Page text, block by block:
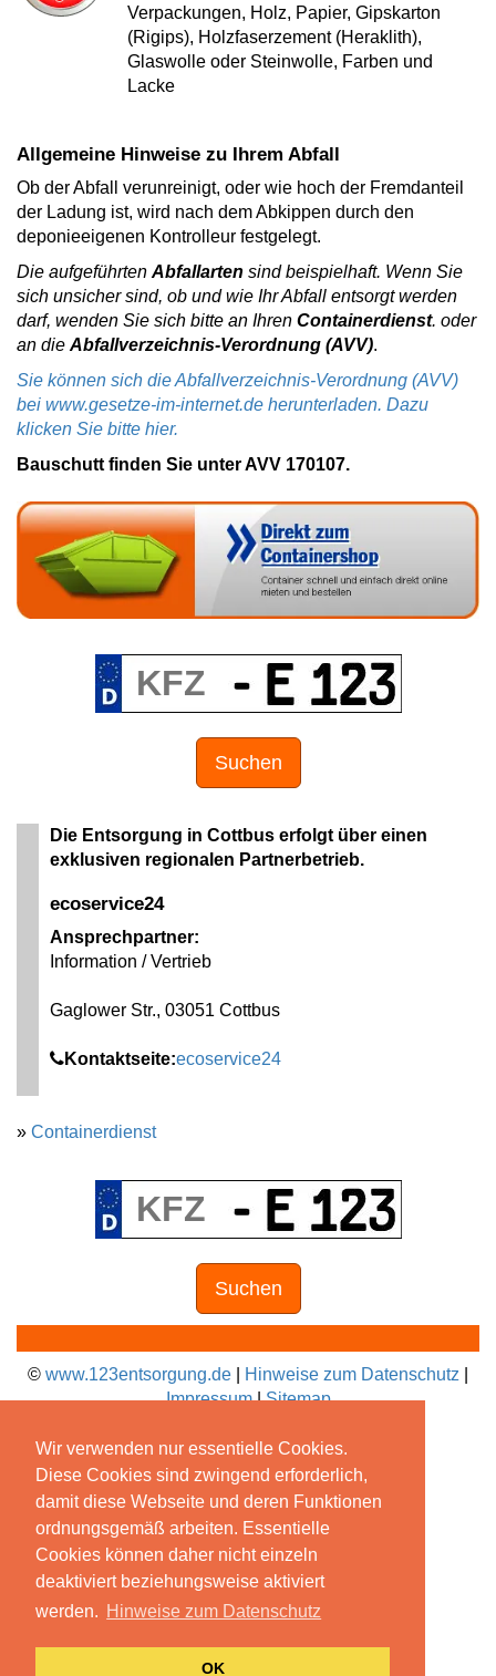
Wir verwenden nur essentielle Cookies.
Diese Cookies sind zwingend erforderlich,
damit diese Webseite und deren Funktionen
ordnungsgemäß arbeiten. Essentielle
Cookies können daher nicht einzeln
deaktiviert beziehungsweise aktiviert
werden. Hinweise zum Datenschutz
OK
Verpackungen, Holz, Papier, Gipskarton
(Rigips), Holzfaserzement (Heraklith),
Glaswolle oder Steinwolle, Farben und
Lacke
Allgemeine Hinweise zu Ihrem Abfall
Ob der Abfall verunreinigt, oder wie hoch der Fremdanteil
der Ladung ist, wird nach dem Abkippen durch den
deponieeigenen Kontrolleur festgelegt.
Die aufgeführten Abfallarten sind beispielhaft. Wenn Sie
sich unsicher sind, ob und wie Ihr Abfall entsorgt werden
darf, wenden Sie sich bitte an Ihren Containerdienst. oder
an die Abfallverzeichnis-Verordnung (AVV).
Sie können sich die Abfallverzeichnis-Verordnung (AVV)
bei www.gesetze-im-internet.de herunterladen. Dazu
klicken Sie bitte hier.
Bauschutt finden Sie unter AVV 170107.
Suchen
Die Entsorgung in Cottbus erfolgt über einen
exklusiven regionalen Partnerbetrieb.
ecoservice24
Ansprechpartner:
Information / Vertrieb
Gaglower Str., 03051 Cottbus
Kontaktseite:ecoservice24
» Containerdienst
Suchen
© www.123entsorgung.de Hinweise zum Datenschutz
Impressum|Sitemap